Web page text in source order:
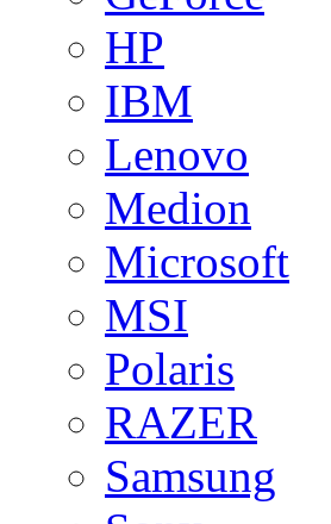
HP
IBM
Lenovo
Medion
Microsoft
MSI
Polaris
RAZER
Samsung